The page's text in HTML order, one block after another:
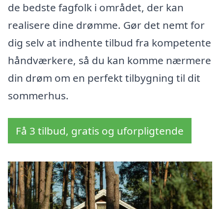
de bedste fagfolk i området, der kan
realisere dine drømme. Gør det nemt for
dig selv at indhente tilbud fra kompetente
håndværkere, så du kan komme nærmere
din drøm om en perfekt tilbygning til dit
sommerhus.
Få 3 tilbud, gratis og uforpligtende